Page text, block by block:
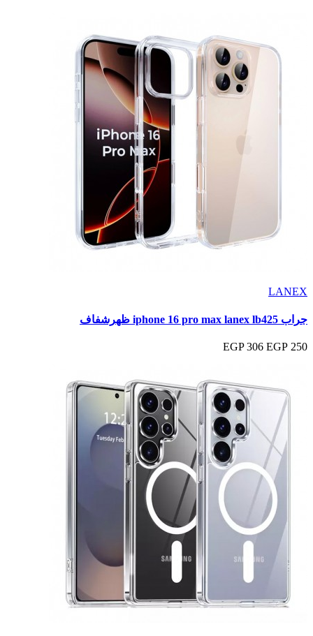
LANEX
جراب iphone 16 pro max lanex lb425 ظهرشفاف
250 EGP
306 EGP